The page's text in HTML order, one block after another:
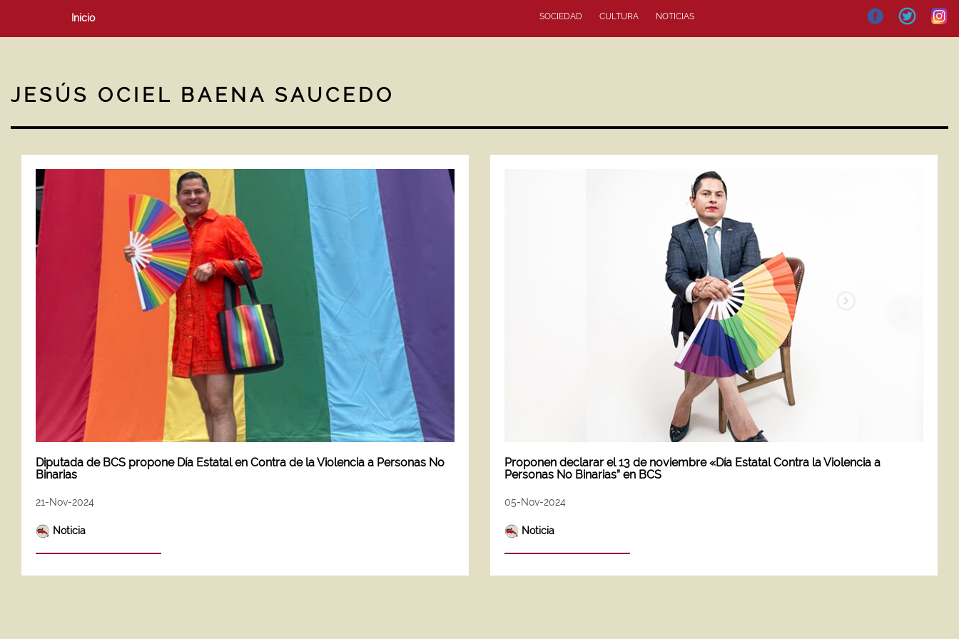
Inicio SOCIEDAD CULTURA NOTICIAS
JESÚS OCIEL BAENA SAUCEDO
Diputada de BCS propone Día Estatal en Contra de la Violencia a Personas No
Binarias
21-Nov-2024
Noticia
Proponen declarar el 13 de noviembre «Día Estatal Contra la Violencia a
Personas No Binarias” en BCS
05-Nov-2024
Noticia